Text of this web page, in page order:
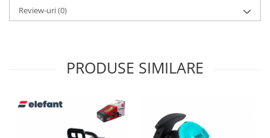
Zootehnie
Aparate de tuns animale
animale
Review-uri(0)
PRODUSE SIMILARE